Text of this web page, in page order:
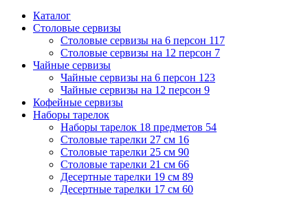
Каталог
Столовые сервизы
Столовые сервизы на 6 персон 117
Столовые сервизы на 12 персон 7
Чайные сервизы
Чайные сервизы на 6 персон 123
Чайные сервизы на 12 персон 9
Кофейные сервизы
Наборы тарелок
Наборы тарелок 18 предметов 54
Столовые тарелки 27 см 16
Столовые тарелки 25 см 90
Столовые тарелки 21 см 66
Десертные тарелки 19 см 89
Десертные тарелки 17 см 60